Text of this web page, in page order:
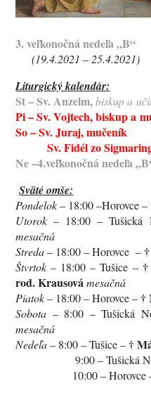
3.veľkonočná nedeľa „B“
(19.4.2021 – 25.4.2021)
Liturgický kalendár:
St – Sv. Anzelm,biskup a
Pi – Sv. Vojtech, biskup a
So – Sv. Juraj, mučeník
Sv. Fidél zo
Ne –4.veľkonočná nedeľa
Sväté omše:
Pondelok– 18:00 –Horovce–
Utorok– 18:00 – Tušická
mesačná
Streda– 18:00 – Horovce –
Štvrtok– 18:00 – Tušice – †
rod. Krausovámesačná
Piatok– 18:00 – Horovce –†
Sobota – 8:00 – Tušická
mesačná
Nedeľa– 8:00 – Tušice –†
9:00 – Tušická
10:00 – Horovce